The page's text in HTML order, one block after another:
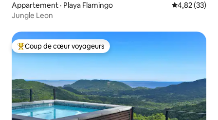
Appartement · Playa Flamingo Note
4,82 (33)
Jungle Leon
Coup de cœur voyageurs parmi les plus aimés
Coup de cœur voyageurs